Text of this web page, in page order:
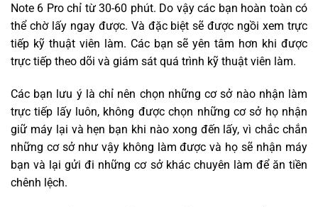
Note 6 Pro chỉ từ 30-60 phút. Do vậy các bạn hoàn toàn có
thể chờ lấy ngay được. Và đặc biệt sẽ được ngồi xem trực
tiếp kỹ thuật viên làm. Các bạn sẽ yên tâm hơn khi được
trực tiếp theo dõi và giám sát quá trình kỹ thuật viên làm.
Các bạn lưu ý là chỉ nên chọn những cơ sở nào nhận làm
trực tiếp lấy luôn, không được chọn những cơ sở họ nhận
giữ máy lại và hẹn bạn khi nào xong đến lấy, vì chắc chắn
những cơ sở như vậy không làm được và họ sẽ nhận máy
bạn và lại gửi đi những cơ sở khác chuyên làm để ăn tiền
chênh lệch.